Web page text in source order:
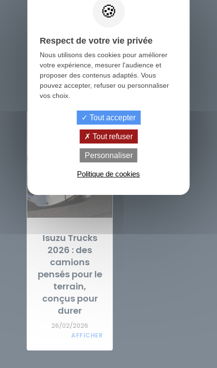
Financement
de
votreLe crédit
classique
Actualités
Politique de confidentialité
Politique de cookies
Exercez vos droits
Contact
Isuzu Trucks
2026 : des
camions
pensés pour le
terrain,
conçus pour
durer
26/02/2026
Respect de votre vie privée
Nous utilisons des cookies pour améliorer
votre expérience, mesurer l'audience et
proposer des contenus adaptés. Vous
pouvez accepter, refuser ou personnaliser
vos choix.
Tout accepter
Tout refuser
Personnaliser
Politique de cookies